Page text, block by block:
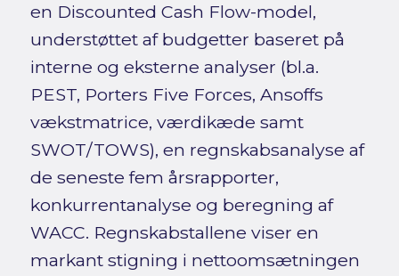
en Discounted Cash Flow-model,
understøttet af budgetter baseret på
interne og eksterne analyser (bl.a.
PEST, Porters Five Forces, Ansoffs
vækstmatrice, værdikæde samt
SWOT/TOWS), en regnskabsanalyse af
de seneste fem årsrapporter,
konkurrentanalyse og beregning af
WACC. Regnskabstallene viser en
markant stigning i nettoomsætningen